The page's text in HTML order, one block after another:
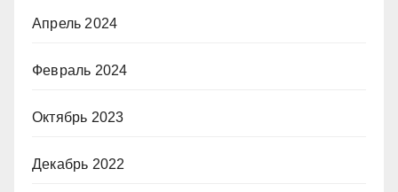
Апрель 2024
Февраль 2024
Октябрь 2023
Декабрь 2022